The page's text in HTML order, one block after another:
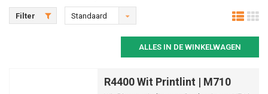
Filter Standaard
ALLES IN DE WINKELWAGEN
R4400 Wit Printlint | M710